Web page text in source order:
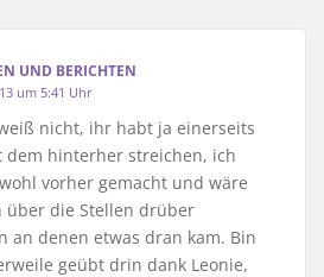
UND BERICHTEN
um 5:41 Uhr
nicht, ihr habt ja einerseits
dem hinterher streichen, ich
vorher gemacht und wäre
über die Stellen drüber
an denen etwas dran kam. Bin
geübt drin dank Leonie,